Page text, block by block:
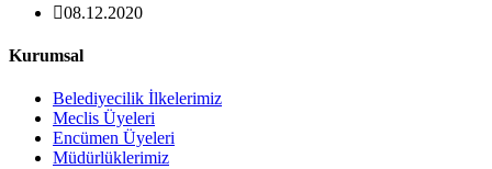
08.12.2020
Kurumsal
Belediyecilik İlkelerimiz
Meclis Üyeleri
Encümen Üyeleri
Müdürlüklerimiz